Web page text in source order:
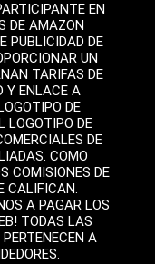
EN
DE AMAZON
PUBLICIDAD DE
UN
TARIFAS DE
Y ENLACE A
DE
LOGOTIPO DE
DE
COMO
COMISIONES DE
CALIFICAN.
A PAGAR LOS
TODAS LAS
A